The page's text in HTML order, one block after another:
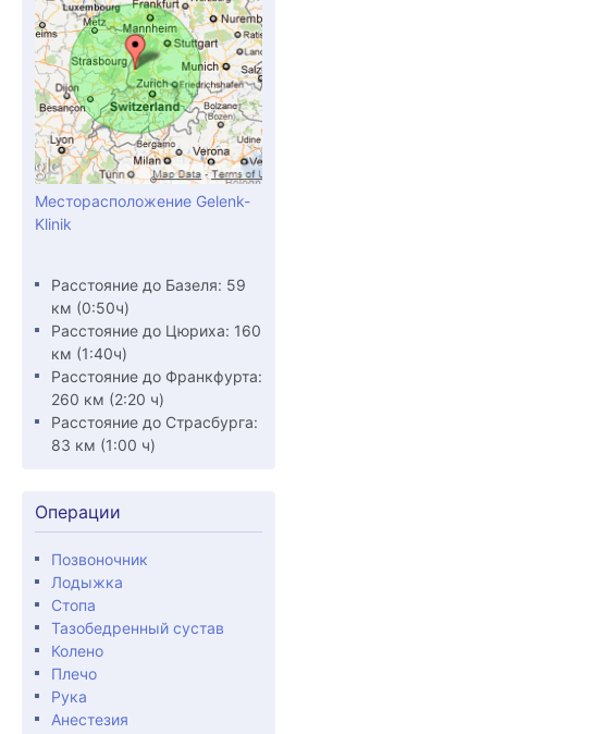
Месторасположение Gelenk-
Klinik
Расстояние до Базеля: 59
км (0:50ч)
Расстояние до Цюриха: 160
км (1:40ч)
Расстояние до Франкфурта:
260 км (2:20 ч)
Расстояние до Страсбурга:
83 км (1:00 ч)
Операции
Позвоночник
Лодыжка
Стопа
Тазобедренный сустав
Колено
Плечо
Рука
Анестезия